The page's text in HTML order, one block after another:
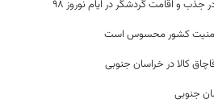
و اقامت گردشگر در ایام نوروز 98
امنیت کشور محسوس است